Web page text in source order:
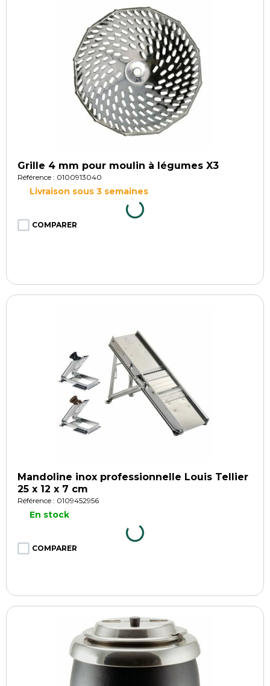
Grille 4 mm pour moulin à légumes X3
Référence : 0100913040
Livraison sous 3 semaines
COMPARER
Mandoline inox professionnelle Louis Tellier
25 x 12 x 7 cm
Référence : 0109452956
En stock
COMPARER